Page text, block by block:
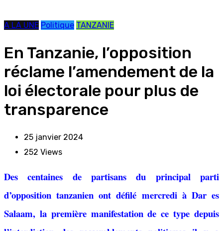
A LA UNE Politique TANZANIE
En Tanzanie, l’opposition
réclame l’amendement de la
loi électorale pour plus de
transparence
25 janvier 2024
252 Views
Des centaines de partisans du principal parti
d’opposition tanzanien ont défilé mercredi à Dar es
Salaam, la première manifestation de ce type depuis